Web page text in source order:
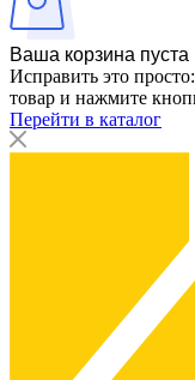
Ваша корзина пуста
Исправить это
товар и нажмите
Перейти в каталог